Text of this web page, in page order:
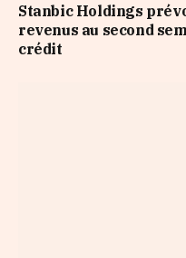
Stanbic Holdings
revenus au second
crédit